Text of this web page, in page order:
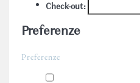
Check-out:
Preferenze
Preferenze